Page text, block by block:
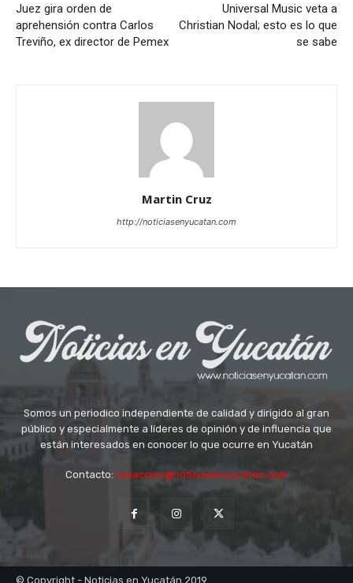
Juez gira orden de
aprehensión contra Carlos
Treviño, ex director de Pemex
Universal Music veta a
Christian Nodal; esto es lo que
se sabe
Martin Cruz
http://noticiasenyucatan.com
Somos un periodico independiente de calidad y dirigido al gran
público y especialmente a líderes de opinión y de influencia que
están interesados en conocer lo que ocurre en Yucatán
Contacto: redaccion@noticiasenyucatan.com
© Copyright - Noticias en Yucatán 2019